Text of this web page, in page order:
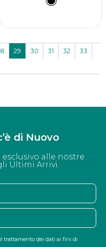
29 30 31 32
33
di Nuovo
esclusivo alle nostre
Ultimi Arrivi.
trattamento dei dati ai fini di